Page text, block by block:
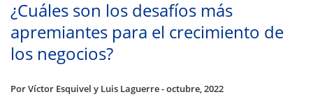
¿Cuáles son los desafíos más
apremiantes para el crecimiento de
los negocios?
Por Víctor Esquivel y Luis Laguerre - octubre, 2022